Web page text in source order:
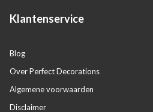
Klantenservice
Blog
Over Perfect Decorations
Algemene voorwaarden
Disclaimer